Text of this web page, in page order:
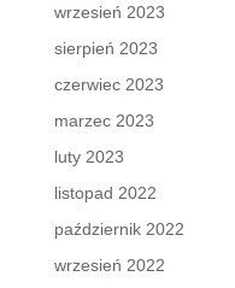
wrzesień 2023
sierpień 2023
czerwiec 2023
marzec 2023
luty 2023
listopad 2022
październik 2022
wrzesień 2022